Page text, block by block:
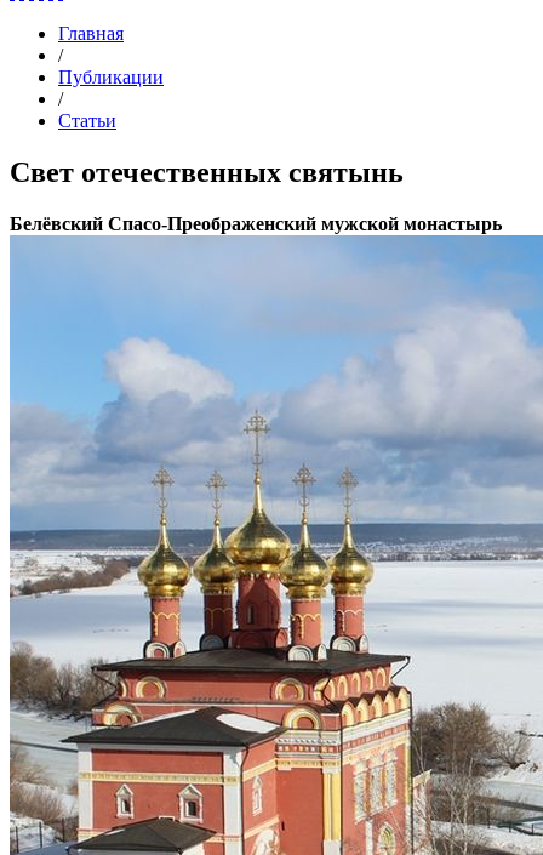
Главная
/
Публикации
/
Статьи
Свет отечественных святынь
Белёвский Спасо-Преображенский мужской монастырь